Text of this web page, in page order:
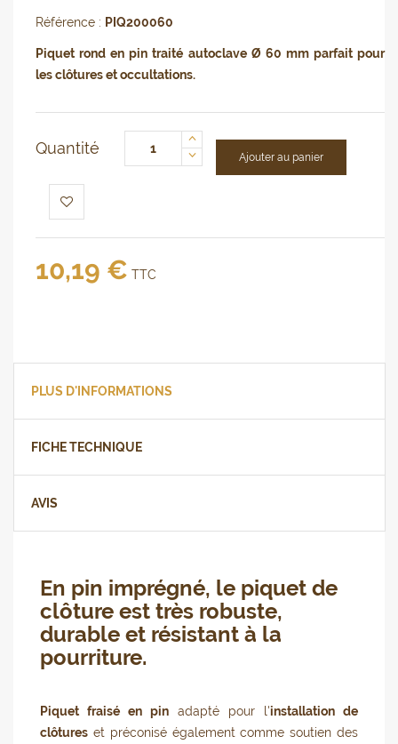
Référence : PIQ200060
Piquet rond en pin traité autoclave Ø 60 mm parfait pour
les clôtures et occultations.
Quantité Ajouter au panier
10,19 € TTC
PLUS D'INFORMATIONS
FICHE TECHNIQUE
AVIS
En pin imprégné, le piquet de
clôture est très robuste,
durable et résistant à la
pourriture.
Piquet fraisé en pin adapté pour l'installation de
clôtures et préconisé également comme soutien des